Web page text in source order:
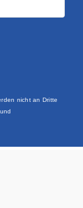
nicht an Dritte
und